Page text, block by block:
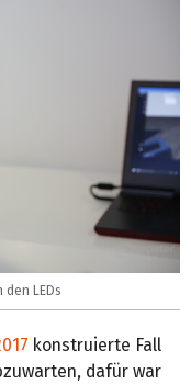
LEDs
konstruierte Fall
dafür war